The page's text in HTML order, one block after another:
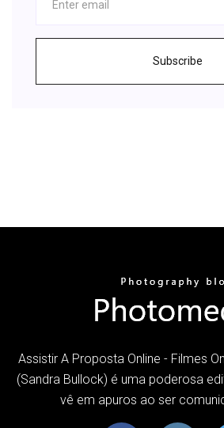
Subscribe
Assistir A Proposta Online - Filmes
(Sandra Bullock) é uma poderosa
vê em apuros ao ser